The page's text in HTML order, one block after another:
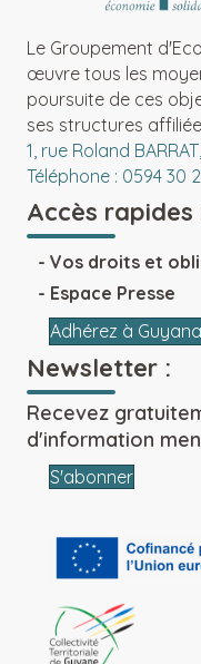
Le Groupement
œuvre tous les
poursuite de ces
ses structures
1, rue Roland
Téléphone : 0594 30
Accès
Vos droits et
Espace Presse
Adhérez à
Newsletter :
Recevez
d'information
S'abonner